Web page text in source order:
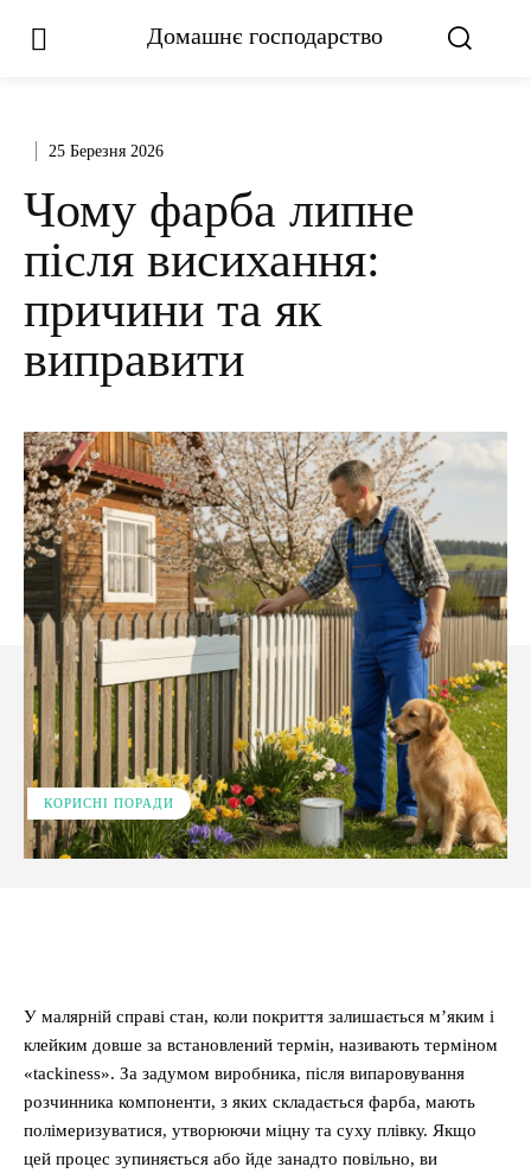
Домашнє господарство
25 Березня 2026
Чому фарба липне
після висихання:
причини та як
виправити
КОРИСНІ ПОРАДИ
У малярній справі стан, коли покриття залишається м’яким і
клейким довше за встановлений термін, називають терміном
«tackiness». За задумом виробника, після випаровування
розчинника компоненти, з яких складається фарба, мають
полімеризуватися, утворюючи міцну та суху плівку. Якщо
цей процес зупиняється або йде занадто повільно, ви